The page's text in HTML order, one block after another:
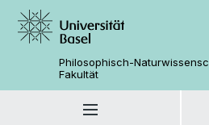
Philosophisch-
Fakultät